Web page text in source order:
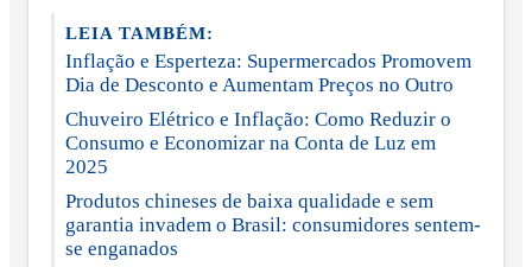
LEIA TAMBÉM:
Inflação e Esperteza: Supermercados Promovem
Dia de Desconto e Aumentam Preços no Outro
Chuveiro Elétrico e Inflação: Como Reduzir o
Consumo e Economizar na Conta de Luz em
2025
Produtos chineses de baixa qualidade e sem
garantia invadem o Brasil: consumidores sentem-
se enganados